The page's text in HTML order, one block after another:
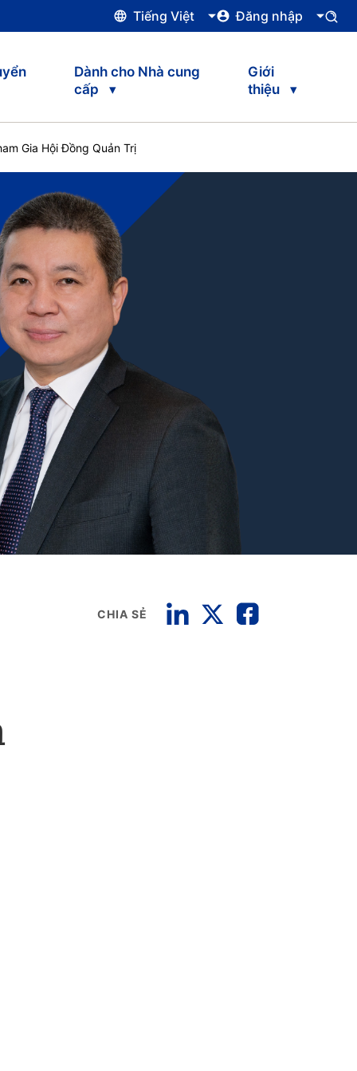
Tiếng Việt Đăng nhập
Dành cho Nhà cung
cấp
Giới
thiệu
Gia Hội Đồng Quản Trị
CHIA SẺ